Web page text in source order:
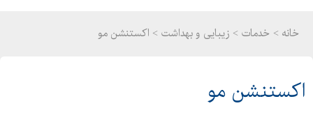
خانه > خدمات > زیبایی و بهداشت > اکستنشن مو
اکستنشن مو